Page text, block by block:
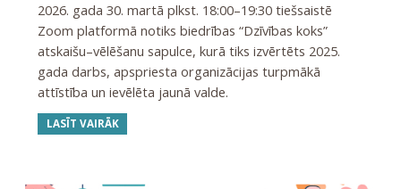
2026. gada 30. martā plkst. 18:00–19:30 tiešsaistē
Zoom platformā notiks biedrības “Dzīvības koks”
atskaišu–vēlēšanu sapulce, kurā tiks izvērtēts 2025.
gada darbs, apspriesta organizācijas turpmākā
attīstība un ievēlēta jaunā valde.
LASĪT VAIRĀK